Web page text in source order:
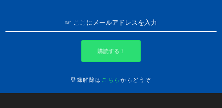
購読する！
登録解除は こちら からどうぞ